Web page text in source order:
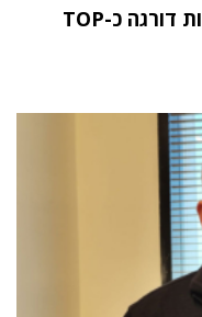
מחקר STKI השנתי: וואן טכנולוגיות דורגה כ-TOP